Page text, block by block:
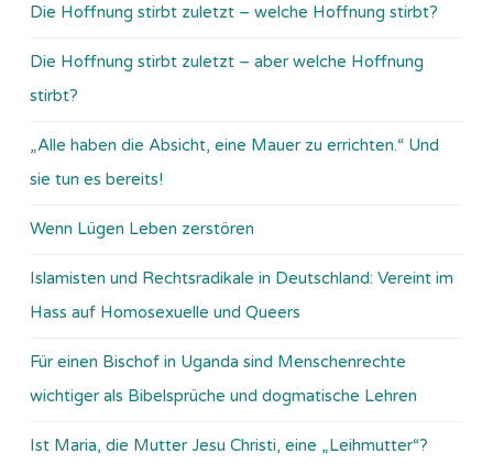
Die Hoffnung stirbt zuletzt – welche Hoffnung stirbt?
Die Hoffnung stirbt zuletzt – aber welche Hoffnung
stirbt?
„Alle haben die Absicht, eine Mauer zu errichten.“ Und
sie tun es bereits!
Wenn Lügen Leben zerstören
Islamisten und Rechtsradikale in Deutschland: Vereint im
Hass auf Homosexuelle und Queers
Für einen Bischof in Uganda sind Menschenrechte
wichtiger als Bibelsprüche und dogmatische Lehren
Ist Maria, die Mutter Jesu Christi, eine „Leihmutter“?